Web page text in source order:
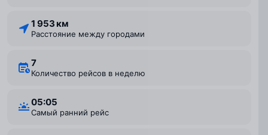
1 953 км
Расстояние между городами
7
Количество рейсов в неделю
05:05
Самый ранний рейс